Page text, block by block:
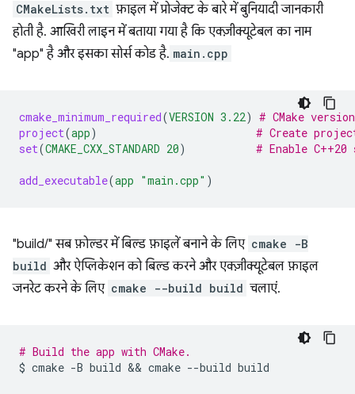
CMakeLists.txt फ़ाइल में प्रोजेक्ट के बारे में बुनियादी जानकारी
होती है. आखिरी लाइन में बताया गया है कि एक्ज़ीक्यूटेबल का नाम
"app" है और इसका सोर्स कोड है. main.cpp
cmake_minimum_required(VERSION 3.22) # CMake
project(app)
# Create
set(CMAKE_CXX_STANDARD 20) # Enable C++20
add_executable(app "main.cpp" )
"build/" सब फ़ोल्डर में बिल्ड फ़ाइलें बनाने के लिए cmake -B
build और ऐप्लिकेशन को बिल्ड करने और एक्ज़ीक्यूटेबल फ़ाइल
जनरेट करने के लिए cmake --build build चलाएं.
# Build the app with CMake.
$ cmake -B build && cmake --build build